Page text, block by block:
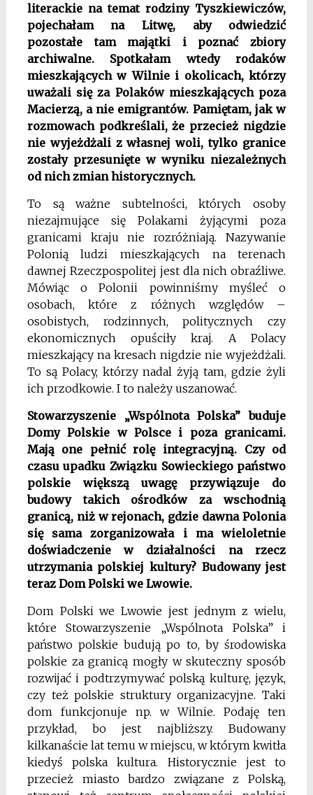
literackie na temat rodziny Tyszkiewiczów,
pojechałam na Litwę, aby odwiedzić
pozostałe tam majątki i poznać zbiory
archiwalne. Spotkałam wtedy rodaków
mieszkających w Wilnie i okolicach, którzy
uważali się za Polaków mieszkających poza
Macierzą, a nie emigrantów. Pamiętam, jak w
rozmowach podkreślali, że przecież nigdzie
nie wyjeżdżali z własnej woli, tylko granice
zostały przesunięte w wyniku niezależnych
od nich zmian historycznych.
To są ważne subtelności, których osoby
niezajmujące się Polakami żyjącymi poza
granicami kraju nie rozróżniają. Nazywanie
Polonią ludzi mieszkających na terenach
dawnej Rzeczpospolitej jest dla nich obraźliwe.
Mówiąc o Polonii powinniśmy myśleć o
osobach, które z różnych względów –
osobistych, rodzinnych, politycznych czy
ekonomicznych opuściły kraj. A Polacy
mieszkający na kresach nigdzie nie wyjeżdżali.
To są Polacy, którzy nadal żyją tam, gdzie żyli
ich przodkowie. I to należy uszanować.
Stowarzyszenie „Wspólnota Polska” buduje
Domy Polskie w Polsce i poza granicami.
Mają one pełnić rolę integracyjną. Czy od
czasu upadku Związku Sowieckiego państwo
polskie większą uwagę przywiązuje do
budowy takich ośrodków za wschodnią
granicą, niż w rejonach, gdzie dawna Polonia
się sama zorganizowała i ma wieloletnie
doświadczenie w działalności na rzecz
utrzymania polskiej kultury? Budowany jest
teraz Dom Polski we Lwowie.
Dom Polski we Lwowie jest jednym z wielu,
które Stowarzyszenie „Wspólnota Polska” i
państwo polskie budują po to, by środowiska
polskie za granicą mogły w skuteczny sposób
rozwijać i podtrzymywać polską kulturę, język,
czy też polskie struktury organizacyjne. Taki
dom funkcjonuje np. w Wilnie. Podaję ten
przykład, bo jest najbliższy. Budowany
kilkanaście lat temu w miejscu, w którym kwitła
kiedyś polska kultura. Historycznie jest to
przecież miasto bardzo związane z Polską,